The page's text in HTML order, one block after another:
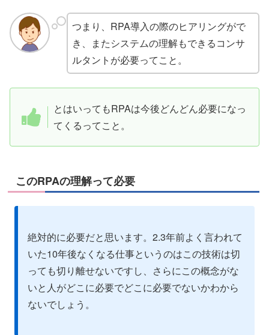
つまり、RPA導入の際のヒアリングがで
き、またシステムの理解もできるコンサ
ルタントが必要ってこと。
とはいってもRPAは今後どんどん必要になっ
てくるってこと。
このRPAの理解って必要
絶対的に必要だと思います。2.3年前よく言われて
いた10年後なくなる仕事というのはこの技術は切
っても切り離せないですし、さらにこの概念がな
いと人がどこに必要でどこに必要でないかわから
ないでしょう。